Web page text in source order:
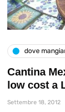
dove
Cantina
low cost a
Settembre 18, 2012